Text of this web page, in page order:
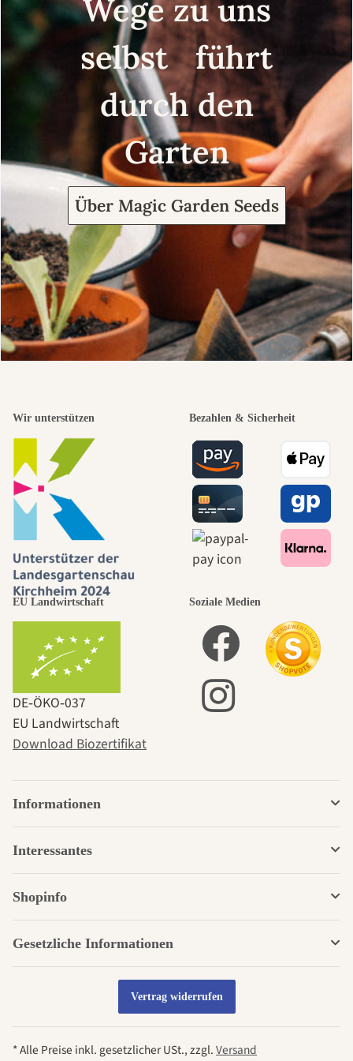
Wege zu uns
selbst führt
durch den
Garten
Über Magic Garden Seeds
Wir unterstützen Bezahlen & Sicherheit
EU Landwirtschaft
DE‑ÖKO‑037
EU Landwirtschaft
Download Biozertifikat
Soziale Medien
Informationen
Interessantes
Shopinfo
Gesetzliche Informationen
Vertrag widerrufen
* Alle Preise inkl. gesetzlicher USt., zzgl.Versand